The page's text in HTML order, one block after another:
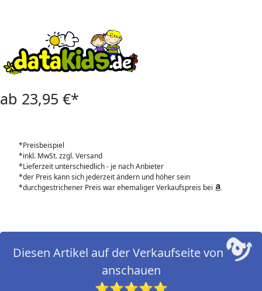
ab 23,95 €*
*Preisbeispiel
*inkl. MwSt. zzgl. Versand
*Lieferzeit unterschiedlich - je nach Anbieter
*der Preis kann sich jederzeit ändern und höher sein
*durchgestrichener Preis war ehemaliger Verkaufspreis bei
Diesen Artikel auf der Verkaufseite von
anschauen
⭐⭐⭐⭐⭐